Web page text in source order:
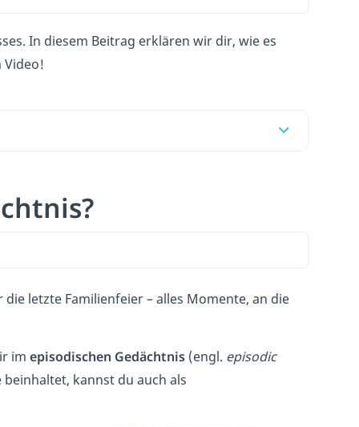
In diesem Beitrag erklären wir dir, wie es
letzte Familienfeier – alles Momente, an die
im episodischen Gedächtnis (engl. episodic
kannst du auch als